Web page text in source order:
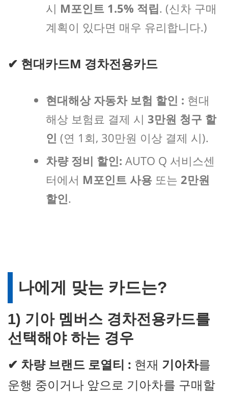
시 M포인트 1.5% 적립. (신차 구매
계획이 있다면 매우 유리합니다.)
✔ 현대카드M 경차전용카드
현대해상 자동차 보험 할인 : 현대
해상 보험료 결제 시 3만원 청구 할
인 (연 1회, 30만원 이상 결제 시).
차량 정비 할인: AUTO Q 서비스센
터에서 M포인트 사용 또는 2만원
할인.
나에게 맞는 카드는?
1) 기아 멤버스 경차전용카드를
선택해야 하는 경우
✔ 차량 브랜드 로열티 : 현재 기아차를
운행 중이거나 앞으로 기아차를 구매할